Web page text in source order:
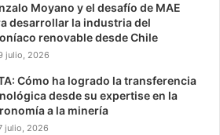
Moyano y el desafío de MAE
desarrollar la industria del
renovable desde Chile
julio, 2026
Cómo ha logrado la transferencia
desde su expertise en la
a la minería
julio, 2026